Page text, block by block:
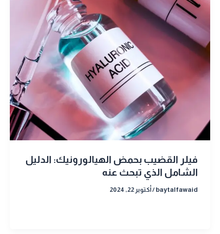
فيلر القضيب بحمض الهيالورونيك: الدليل
الشامل الذي تبحث عنه
baytalfawaid
/أكتوبر 22, 2024